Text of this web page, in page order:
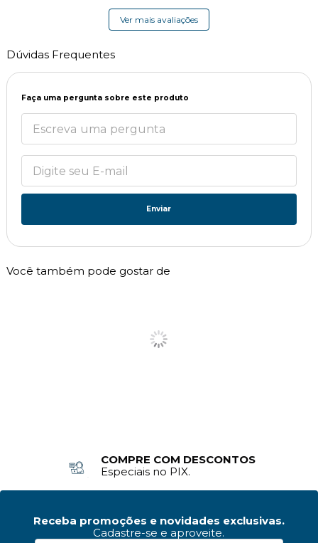
Ver mais avaliações
Dúvidas Frequentes
Faça uma pergunta sobre este produto
Enviar
Você também pode gostar de
COMPRE COM DESCONTOS
Especiais no PIX.
Receba promoções e novidades exclusivas.
Cadastre-se e aproveite.